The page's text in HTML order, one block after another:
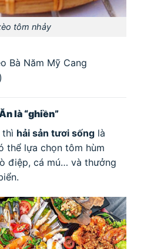
tôm nhảy
Bà Năm Mỹ Cang
là “ghiền”
thì hải sản tươi sống là
thể lựa chọn tôm hùm
điệp, cá mú… và thưởng